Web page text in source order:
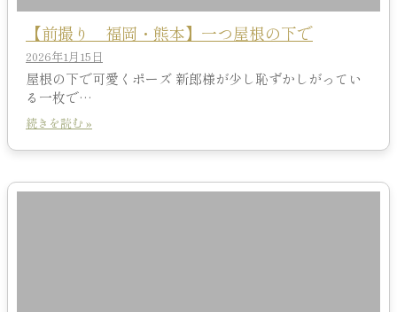
【前撮り 福岡・熊本】一つ屋根の下で
2026年1月15日
屋根の下で可愛くポーズ 新郎様が少し恥ずかしがってい
る一枚で…
続きを読む »